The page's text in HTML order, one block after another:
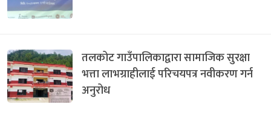
तलकोट गाउँपालिकाद्वारा सामाजिक सुरक्षा
भत्ता लाभग्राहीलाई परिचयपत्र नवीकरण गर्न
अनुरोध